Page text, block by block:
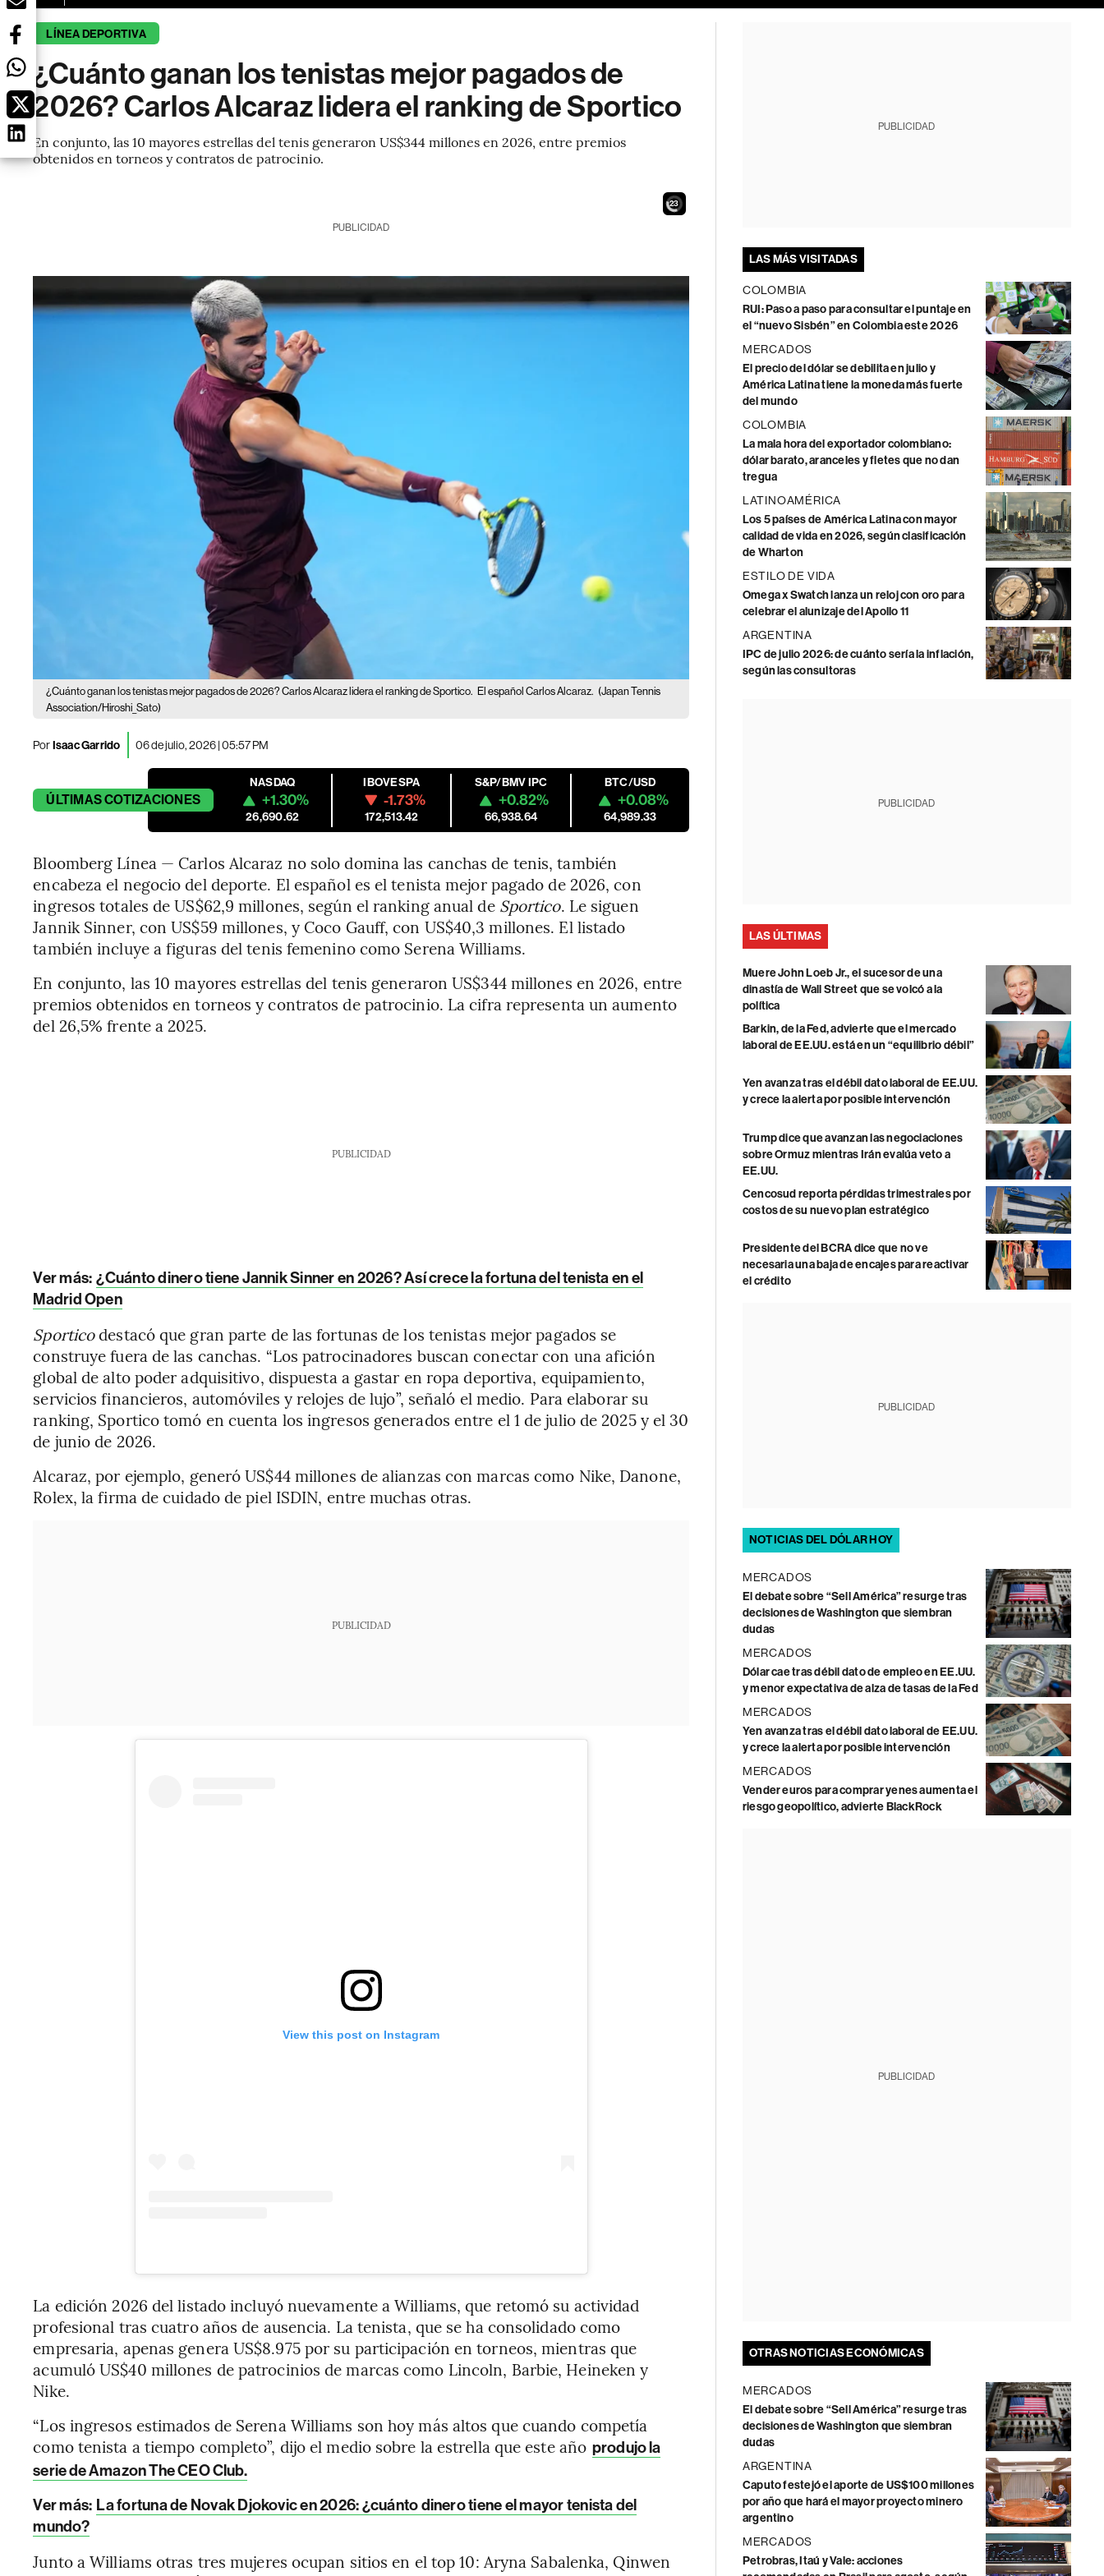
LÍNEA DEPORTIVA
¿Cuánto ganan los tenistas mejor pagados de
2026? Carlos Alcaraz lidera el ranking de Sportico
En conjunto, las 10 mayores estrellas del tenis generaron US$344 millones en 2026, entre premios
obtenidos en torneos y contratos de patrocinio.
21
PUBLICIDAD
¿Cuánto ganan los tenistas mejor pagados de 2026? Carlos Alcaraz lidera el ranking de Sportico. El español Carlos Alcaraz. (Japan Tennis
Association/Hiroshi_Sato)
PorIsaac Garrido 06 de julio, 2026 | 05:57 PM
ÚLTIMASCOTIZACIONES
NASDAQ
+1.30%
26,690.62
IBOVESPA
-1.73%
172,513.42
S&P/BMV IPC
+0.82%
66,938.64
BTC/USD
+0.08%
64,989.33
Bloomberg Línea — Carlos Alcaraz no solo domina las canchas de tenis, también
encabeza el negocio del deporte. El español es el tenista mejor pagado de 2026, con
ingresos totales de US$62,9 millones, según el ranking anual de Sportico. Le siguen
Jannik Sinner, con US$59 millones, y Coco Gauff, con US$40,3 millones. El listado
también incluye a figuras del tenis femenino como Serena Williams.
En conjunto, las 10 mayores estrellas del tenis generaron US$344 millones en 2026, entre
premios obtenidos en torneos y contratos de patrocinio. La cifra representa un aumento
del 26,5% frente a 2025.
PUBLICIDAD
Ver más: ¿Cuánto dinero tiene Jannik Sinner en 2026? Así crece la fortuna del tenista en el
Madrid Open
Sporticodestacó que gran parte de las fortunas de los tenistas mejor pagados se
construye fuera de las canchas. “Los patrocinadores buscan conectar con una afición
global de alto poder adquisitivo, dispuesta a gastar en ropa deportiva, equipamiento,
servicios financieros, automóviles y relojes de lujo”, señaló el medio. Para elaborar su
ranking, Sportico tomó en cuenta los ingresos generados entre el 1 de julio de 2025 y el 30
de junio de 2026.
Alcaraz, por ejemplo, generó US$44 millones de alianzas con marcas como Nike, Danone,
Rolex, la firma de cuidado de piel ISDIN, entre muchas otras.
PUBLICIDAD
View this post on Instagram
La edición 2026 del listado incluyó nuevamente a Williams, que retomó su actividad
profesional tras cuatro años de ausencia. La tenista, que se ha consolidado como
empresaria, apenas genera US$8.975 por su participación en torneos, mientras que
acumuló US$40 millones de patrocinios de marcas como Lincoln, Barbie, Heineken y
Nike.
“Los ingresos estimados de Serena Williams son hoy más altos que cuando competía
como tenista a tiempo completo”, dijo el medio sobre la estrella que este año produjo la
serie de Amazon The CEO Club.
Ver más: La fortuna de Novak Djokovic en 2026: ¿cuánto dinero tiene el mayor tenista del
mundo?
Junto a Williams otras tres mujeres ocupan sitios en el top 10: Aryna Sabalenka, Qinwen
PUBLICIDAD
LAS MÁS VISITADAS
COLOMBIA
RUI: Paso a paso para consultar el puntaje en
el “nuevo Sisbén” en Colombia este 2026
MERCADOS
El precio del dólar se debilita en julio y
América Latina tiene la moneda más fuerte
del mundo
COLOMBIA
La mala hora del exportador colombiano:
dólar barato, aranceles y fletes que no dan
tregua
LATINOAMÉRICA
Los 5 países de América Latina con mayor
calidad de vida en 2026, según clasificación
de Wharton
ESTILO DE VIDA
Omega x Swatch lanza un reloj con oro para
celebrar el alunizaje del Apollo 11
ARGENTINA
IPC de julio 2026: de cuánto sería la inflación,
según las consultoras
PUBLICIDAD
LAS ÚLTIMAS
Muere John Loeb Jr., el sucesor de una
dinastía de Wall Street que se volcó a la
política
Barkin, de la Fed, advierte que el mercado
laboral de EE.UU. está en un “equilibrio débil”
Yen avanza tras el débil dato laboral de EE.UU.
y crece la alerta por posible intervención
Trump dice que avanzan las negociaciones
sobre Ormuz mientras Irán evalúa veto a
EE.UU.
Cencosud reporta pérdidas trimestrales por
costos de su nuevo plan estratégico
Presidente del BCRA dice que no ve
necesaria una baja de encajes para reactivar
el crédito
PUBLICIDAD
NOTICIAS DEL DÓLAR HOY
MERCADOS
El debate sobre “Sell América” resurge tras
decisiones de Washington que siembran
dudas
MERCADOS
Dólar cae tras débil dato de empleo en EE.UU.
y menor expectativa de alza de tasas de la Fed
MERCADOS
Yen avanza tras el débil dato laboral de EE.UU.
y crece la alerta por posible intervención
MERCADOS
Vender euros para comprar yenes aumenta el
riesgo geopolítico, advierte BlackRock
PUBLICIDAD
OTRAS NOTICIAS ECONÓMICAS
MERCADOS
El debate sobre “Sell América” resurge tras
decisiones de Washington que siembran
dudas
ARGENTINA
Caputo festejó el aporte de US$100 millones
por año que hará el mayor proyecto minero
argentino
MERCADOS
Petrobras, Itaú y Vale: acciones